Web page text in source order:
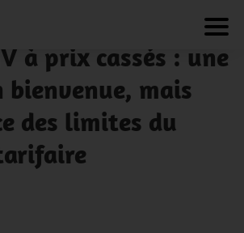
cookies
à prix cassés : une
mais
des limites du